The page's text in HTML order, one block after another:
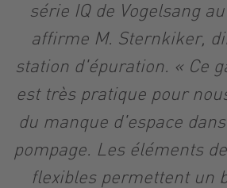
série IQ de Vogelsang
affirme M. Sternkiker,
station d'épuration. « Ce
est très pratique pour
du manque d'espace
pompage. Les éléments
flexibles permettent un